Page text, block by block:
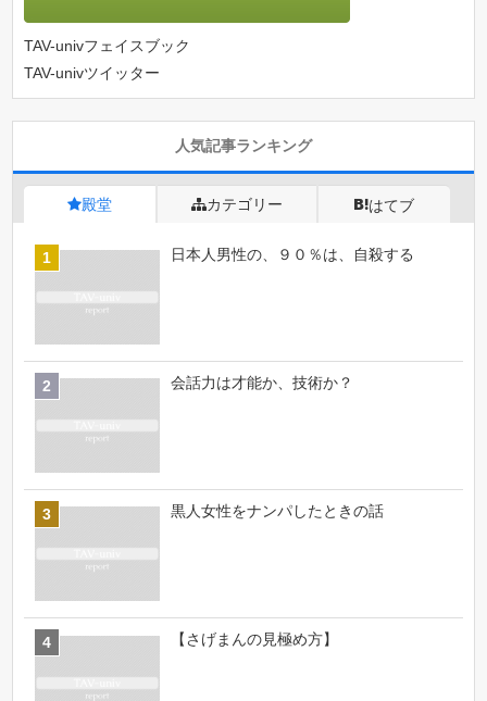
TAV-univフェイスブック
TAV-univツイッター
人気記事ランキング
殿堂 カテゴリー はてブ
日本人男性の、９０％は、自殺する
会話力は才能か、技術か？
黒人女性をナンパしたときの話
【さげまんの見極め方】